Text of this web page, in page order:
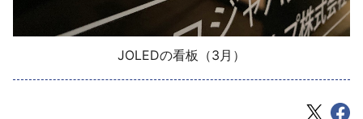
JOLEDの看板（3月）